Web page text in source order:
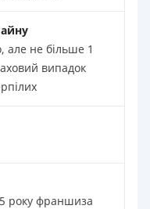
але не більше 1
випадок
року франшиза